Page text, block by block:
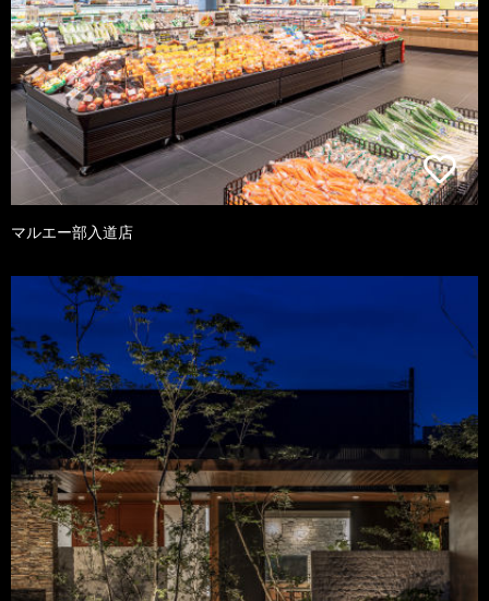
マルエー部入道店